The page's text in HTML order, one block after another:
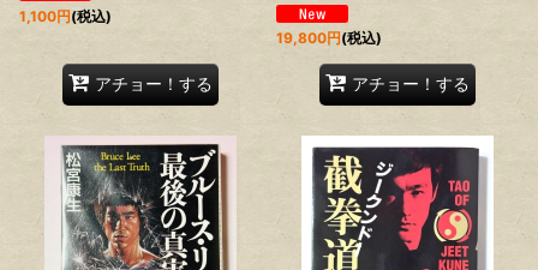
1,100円(税込)
アチョー！する
19,800円(税込)
アチョー！する